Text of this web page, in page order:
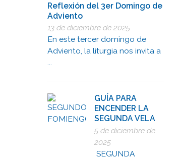
Reflexión del 3er Domingo de
Adviento
13 de diciembre de 2025
En este tercer domingo de
Adviento, la liturgia nos invita a
...
GUÍA PARA
ENCENDER LA
SEGUNDA VELA
5 de diciembre de
2025
SEGUNDA